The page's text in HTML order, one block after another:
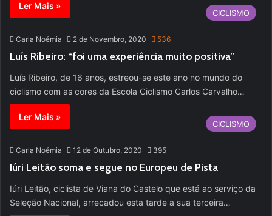
Ler Mais »
CICLISMO
Carla Noémia 2 de Novembro, 2020 536
Luís Ribeiro: “foi uma experiência muito positiva”
Luís Ribeiro, de 16 anos, estreou-se este ano no mundo do
ciclismo com as cores da Escola Ciclismo Carlos Carvalho…
Ler Mais »
CICLISMO
Carla Noémia 12 de Outubro, 2020 395
Iúri Leitão soma e segue no Europeu de Pista
Iúri Leitão, ciclista de Viana do Castelo que está ao serviço da
Seleção Nacional, arrecadou esta tarde a sua terceira…